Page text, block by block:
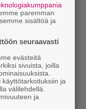
loistoesiintyjät
tarjoaa
ja kaikkea siltä
Veikkaus Arenalla
konsertti
paremman
sisältöä ja
seuraavasti
evästeitä
sivuista, joilla
ja
välilehdellä.
ja